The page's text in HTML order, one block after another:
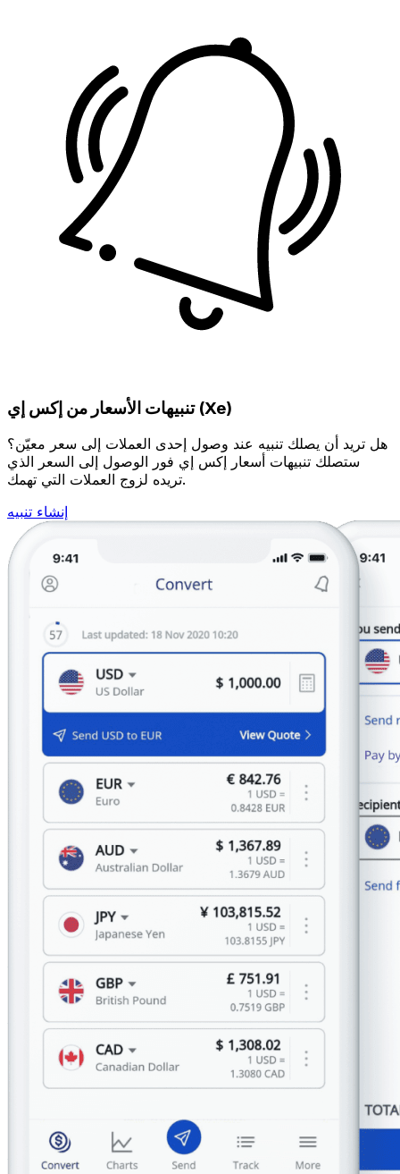
تنبيهات الأسعار من إكس إي (Xe)
هل تريد أن يصلك تنبيه عند وصول إحدى العملات إلى سعر معيّن؟
ستصلك تنبيهات أسعار إكس إي فور الوصول إلى السعر الذي
تريده لزوج العملات التي تهمك.
إنشاء تنبيه